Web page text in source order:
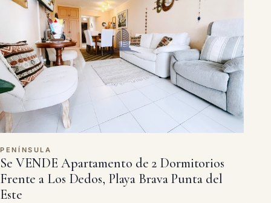
PENÍNSULA
Se VENDE Apartamento de 2 Dormitorios
Frente a Los Dedos, Playa Brava Punta del
Este